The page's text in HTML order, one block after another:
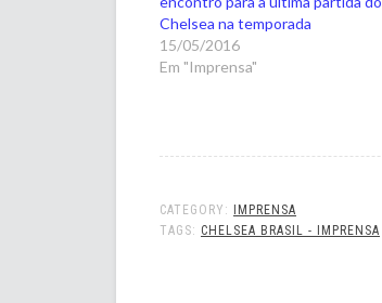
Chelsea na temporada
15/05/2016
Em "Imprensa"
CATEGORY: IMPRENSA
TAGS: CHELSEA BRASIL - IMPRENSA